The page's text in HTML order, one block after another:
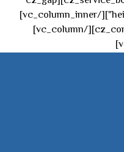
height="0px" height_tablet="50px"][/vc_column_inner]
[/vc_row_inner][/cz_content_box][/vc_column]